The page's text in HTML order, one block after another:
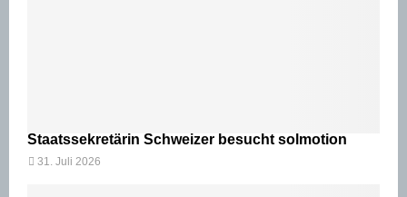
Staatssekretärin Schweizer besucht solmotion
31. Juli 2026